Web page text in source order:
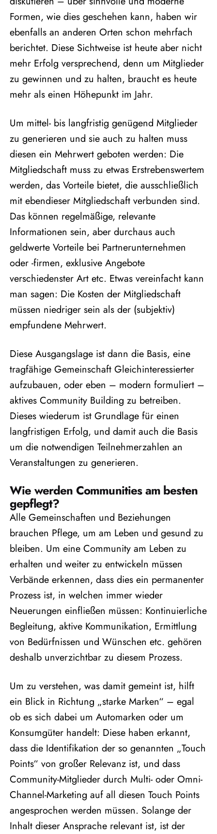
Formen, wie dies geschehen kann, haben wir
ebenfalls an anderen Orten schon mehrfach
berichtet. Diese Sichtweise ist heute aber nicht
mehr Erfolg versprechend, denn um Mitglieder
zu gewinnen und zu halten, braucht es heute
mehr als einen Höhepunkt im Jahr.
Um mittel- bis langfristig genügend Mitglieder
zu generieren und sie auch zu halten muss
diesen ein Mehrwert geboten werden: Die
Mitgliedschaft muss zu etwas Erstrebenswertem
werden, das Vorteile bietet, die ausschließlich
mit ebendieser Mitgliedschaft verbunden sind.
Das können regelmäßige, relevante
Informationen sein, aber durchaus auch
geldwerte Vorteile bei Partnerunternehmen
oder -firmen, exklusive Angebote
verschiedenster Art etc. Etwas vereinfacht kann
man sagen: Die Kosten der Mitgliedschaft
müssen niedriger sein als der (subjektiv)
empfundene Mehrwert.
Diese Ausgangslage ist dann die Basis, eine
tragfähige Gemeinschaft Gleichinteressierter
aufzubauen, oder eben – modern formuliert –
aktives Community Building zu betreiben.
Dieses wiederum ist Grundlage für einen
langfristigen Erfolg, und damit auch die Basis
um die notwendigen Teilnehmerzahlen an
Veranstaltungen zu generieren.
Wie werden Communities am besten
gepflegt?
Alle Gemeinschaften und Beziehungen
brauchen Pflege, um am Leben und gesund zu
bleiben. Um eine Community am Leben zu
erhalten und weiter zu entwickeln müssen
Verbände erkennen, dass dies ein permanenter
Prozess ist, in welchen immer wieder
Neuerungen einfließen müssen: Kontinuierliche
Begleitung, aktive Kommunikation, Ermittlung
von Bedürfnissen und Wünschen etc. gehören
deshalb unverzichtbar zu diesem Prozess.
Um zu verstehen, was damit gemeint ist, hilft
ein Blick in Richtung „starke Marken“ – egal
ob es sich dabei um Automarken oder um
Konsumgüter handelt: Diese haben erkannt,
dass die Identifikation der so genannten „Touch
Points“ von großer Relevanz ist, und dass
Community-Mitglieder durch Multi- oder Omni-
Channel-Marketing auf all diesen Touch Points
angesprochen werden müssen. Solange der
Inhalt dieser Ansprache relevant ist, ist der